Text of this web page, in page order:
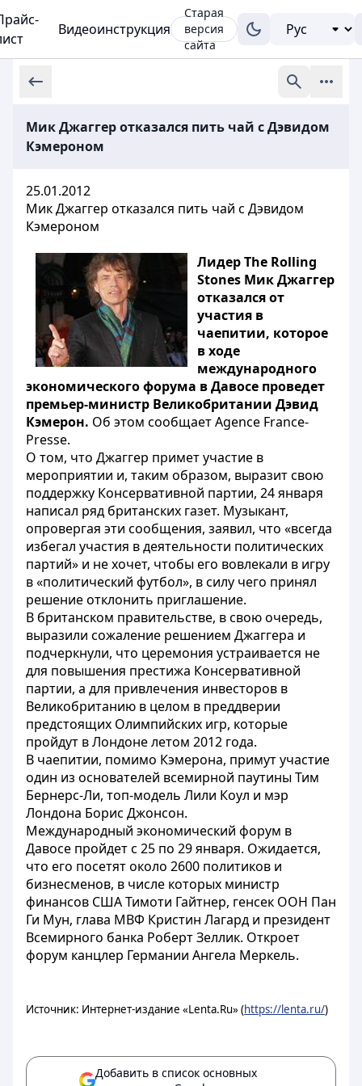
Видеоинструкция
Старая
версия
сайта
Мик Джаггер отказался пить чай с Дэвидом
Кэмероном
25.01.2012
Мик Джаггер отказался пить чай с Дэвидом
Кэмероном
Лидер The Rolling
Stones Мик Джаггер
отказался от
участия в
чаепитии, которое
в ходе
международного
экономического форума в Давосе проведет
премьер-министр Великобритании Дэвид
Кэмерон. Об этом сообщает Agence France-
Presse.
О том, что Джаггер примет участие в
мероприятии и, таким образом, выразит свою
поддержку Консервативной партии, 24 января
написал ряд британских газет. Музыкант,
опровергая эти сообщения, заявил, что «всегда
избегал участия в деятельности политических
партий» и не хочет, чтобы его вовлекали в игру
в «политический футбол», в силу чего принял
решение отклонить приглашение.
В британском правительстве, в свою очередь,
выразили сожаление решением Джаггера и
подчеркнули, что церемония устраивается не
для повышения престижа Консервативной
партии, а для привлечения инвесторов в
Великобританию в целом в преддверии
предстоящих Олимпийских игр, которые
пройдут в Лондоне летом 2012 года.
В чаепитии, помимо Кэмерона, примут участие
один из основателей всемирной паутины Тим
Бернерс-Ли, топ-модель Лили Коул и мэр
Лондона Борис Джонсон.
Международный экономический форум в
Давосе пройдет с 25 по 29 января. Ожидается,
что его посетят около 2600 политиков и
бизнесменов, в числе которых министр
финансов США Тимоти Гайтнер, генсек ООН Пан
Ги Мун, глава МВФ Кристин Лагард и президент
Всемирного банка Роберт Зеллик. Откроет
форум канцлер Германии Ангела Меркель.
Источник: Интернет-издание «Lenta.Ru» (https://lenta.ru/)
Добавить в список основных